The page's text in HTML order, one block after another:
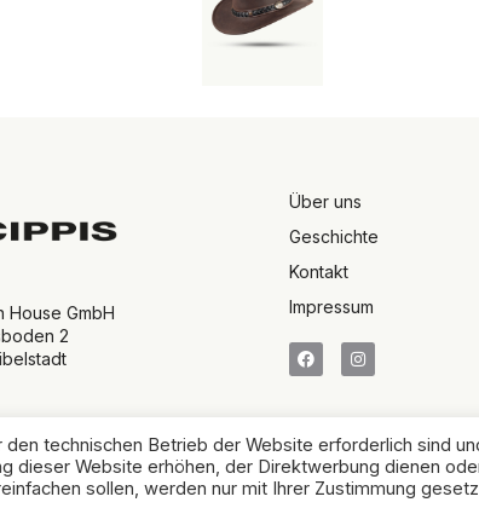
House GmbH
2
Über uns
Geschichte
Kontakt
Impressum
© Copyright 2026 Australian Fahshion House
technischen Betrieb der Website erforderlich sind
dieser Website erhöhen, der Direktwerbung dienen
sollen, werden nur mit Ihrer Zustimmung